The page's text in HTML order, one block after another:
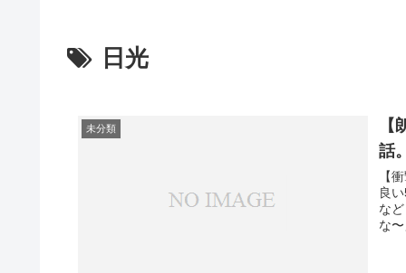
日光
未分類
話
【
良
な
な